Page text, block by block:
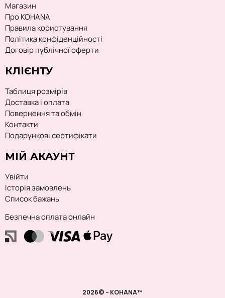
Магазин
Про KOHANA
Правила користування
Політика конфіденційності
Договір публічної оферти
КЛІЄНТУ
Таблиця розмірів
Доставка і оплата
Повернення та обмін
Контакти
Подарункові сертифікати
МІЙ АКАУНТ
Увійти
Історія замовлень
Список бажань
Безпечна оплата онлайн
2026© – KOHANA™